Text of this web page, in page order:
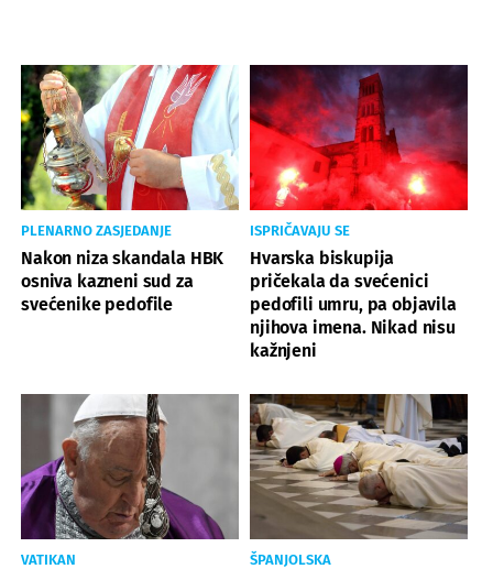
PLENARNO ZASJEDANJE
Nakon niza skandala HBK
osniva kazneni sud za
svećenike pedofile
ISPRIČAVAJU SE
Hvarska biskupija
pričekala da svećenici
pedofili umru, pa objavila
njihova imena. Nikad nisu
kažnjeni
VATIKAN ŠPANJOLSKA